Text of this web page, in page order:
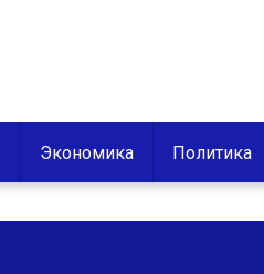
Экономика Политика